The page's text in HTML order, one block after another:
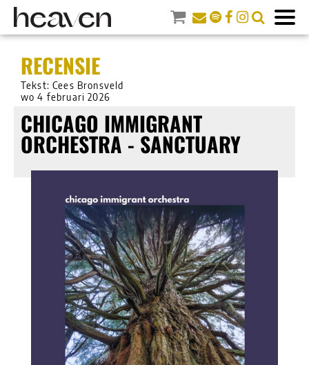
RECENSIE
Tekst: Cees Bronsveld
wo 4 februari 2026
CHICAGO IMMIGRANT
ORCHESTRA - SANCTUARY